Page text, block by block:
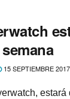
15 SEPTIEMBRE 2017